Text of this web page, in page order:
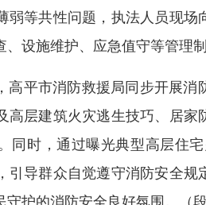
弱等共性问题，执法人员现
设施维护、应急值守等管理
高平市消防救援局同步开展
高层建筑火灾逃生技巧、居
同时，通过曝光典型高层住
引导群众自觉遵守消防安全
守护的消防安全良好氛围。（